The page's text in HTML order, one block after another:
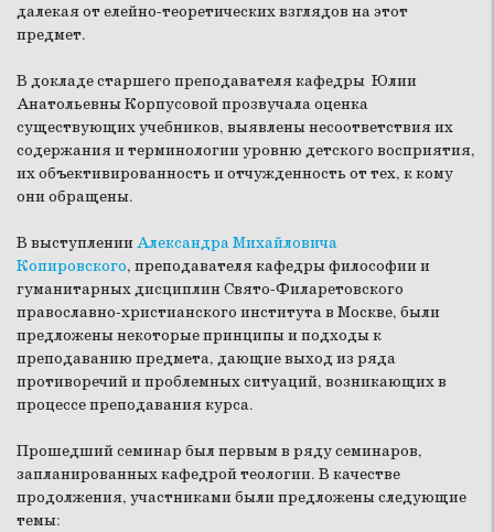
далекая от елейно-теоретических взглядов на этот
предмет.
В докладе старшего преподавателя кафедры Юлии
Анатольевны Корпусовой прозвучала оценка
существующих учебников, выявлены несоответствия их
содержания и терминологии уровню детского восприятия,
их объективированность и отчужденность от тех, к кому
они обращены.
В выступленииАлександра Михайловича
Копировского, преподавателя кафедры философии и
гуманитарных дисциплин Свято-Филаретовского
православно-христианского института в Москве, были
предложены некоторые принципы и подходы к
преподаванию предмета, дающие выход из ряда
противоречий и проблемных ситуаций, возникающих в
процессе преподавания курса.
Прошедший семинар был первым в ряду семинаров,
запланированных кафедрой теологии. В качестве
продолжения, участниками были предложены следующие
темы: